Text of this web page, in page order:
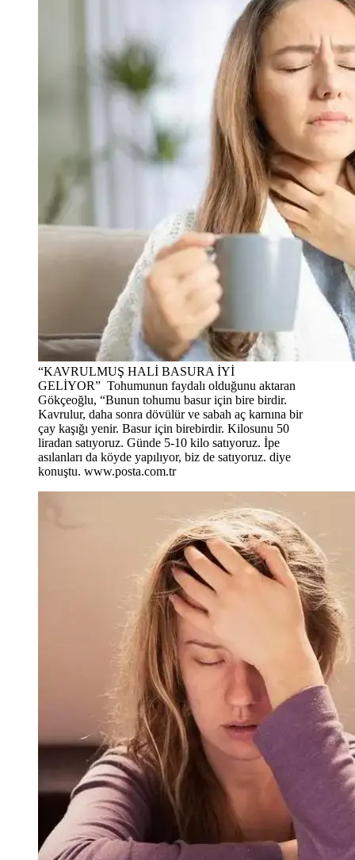
“KAVRULMUŞ HALİ BASURA İYİ
GELİYOR” Tohumunun faydalı olduğunu aktaran
Gökçeoğlu, “Bunun tohumu basur için bire birdir.
Kavrulur, daha sonra dövülür ve sabah aç karnına bir
çay kaşığı yenir. Basur için birebirdir. Kilosunu 50
liradan satıyoruz. Günde 5-10 kilo satıyoruz. İpe
asılanları da köyde yapılıyor, biz de satıyoruz. diye
konuştu. www.posta.com.tr